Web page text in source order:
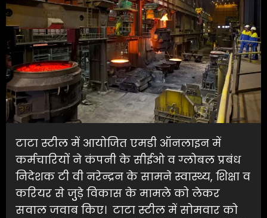
टाटा स्टील में आयोजित एमडी ऑनलाइन में
कर्मचारियों ने कंपनी के सीईओ व ग्लोबल प्रबंध
निदेशक टी वी नरेन्द्रन के सामने स्वास्थ्य, शिक्षा व
करियर से जुुड़े विकास के मामले को लेकर
सवाल जवाब किए। टाटा स्टील में सोमवार को